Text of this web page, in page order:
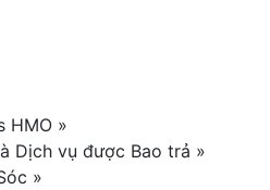
HMO »
Dịch vụ được Bao trả »
»